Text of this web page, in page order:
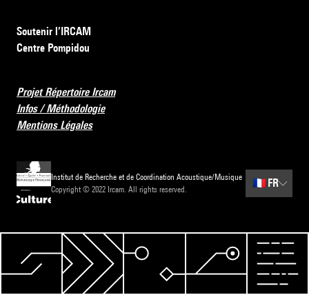
Soutenir l’IRCAM
Centre Pompidou
Projet Répertoire Ircam
Infos / Méthodologie
Mentions Légales
Institut de Recherche et de Coordination Acoustique/Musique
Copyright © 2022 Ircam. All rights reserved.
🇫🇷 FR